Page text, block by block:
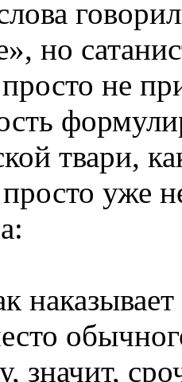
но
не
твари,
уже
значит,